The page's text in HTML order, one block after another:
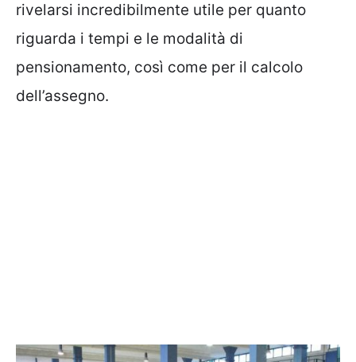
rivelarsi incredibilmente utile per quanto
riguarda i tempi e le modalità di
pensionamento, così come per il calcolo
dell’assegno.